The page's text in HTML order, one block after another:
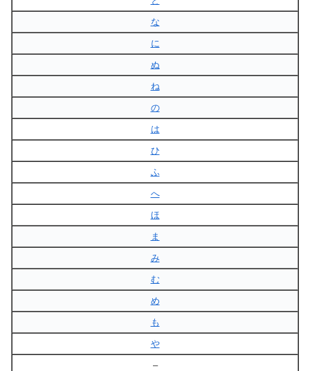
な
に
ぬ
ね
の
は
ひ
ふ
へ
ほ
ま
み
む
め
も
や
–